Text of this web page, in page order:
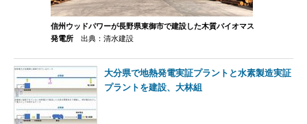
信州ウッドパワーが長野県東御市で建設した木質バイオマス
発電所 出典：清水建設
大分県で地熱発電実証プラントと水素製造実証
プラントを建設、大林組